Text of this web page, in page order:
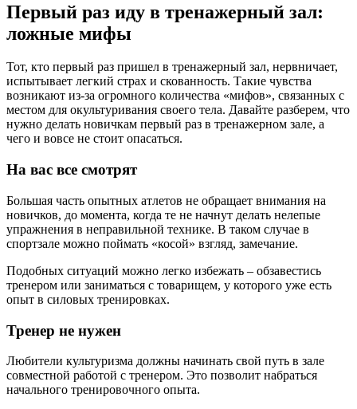
Первый раз иду в тренажерный зал:
ложные мифы
Тот, кто первый раз пришел в тренажерный зал, нервничает,
испытывает легкий страх и скованность. Такие чувства
возникают из-за огромного количества «мифов», связанных с
местом для окультуривания своего тела. Давайте разберем, что
нужно делать новичкам первый раз в тренажерном зале, а
чего и вовсе не стоит опасаться.
На вас все смотрят
Большая часть опытных атлетов не обращает внимания на
новичков, до момента, когда те не начнут делать нелепые
упражнения в неправильной технике. В таком случае в
спортзале можно поймать «косой» взгляд, замечание.
Подобных ситуаций можно легко избежать – обзавестись
тренером или заниматься с товарищем, у которого уже есть
опыт в силовых тренировках.
Тренер не нужен
Любители культуризма должны начинать свой путь в зале
совместной работой с тренером. Это позволит набраться
начального тренировочного опыта.